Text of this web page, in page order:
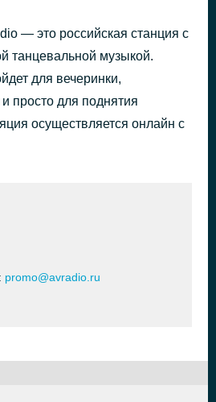
— это российская станция с
танцевальной музыкой.
для вечеринки,
просто для поднятия
осуществляется онлайн с
promo@avradio.ru